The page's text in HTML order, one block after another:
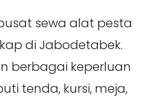
sewa alat pesta
di Jabodetabek.
berbagai keperluan
tenda, kursi, meja,